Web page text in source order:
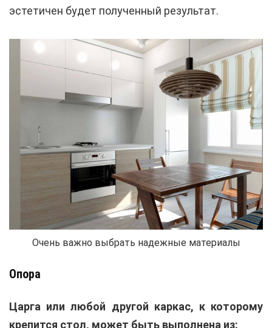
эстетичен будет полученный результат.
Очень важно выбрать надежные материалы
Опора
Царга или любой другой каркас, к которому
крепится стол, может быть выполнена из: